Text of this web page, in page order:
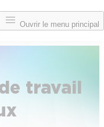
Ouvrir le menu principal
travail